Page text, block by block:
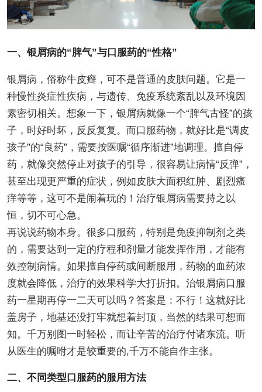
一、银屑病的“脾气”与口服药的“性格”
银屑病，俗称牛皮癣，可不是普通的皮肤问题。它是一
种慢性炎症性疾病，与遗传、免疫系统紊乱以及环境因
素密切相关。想象一下，银屑病就像一个“脾气古怪”的孩
子，时好时坏，反反复复。而口服药物，就好比是“调皮
孩子”的“良药”，需要按医嘱“循序渐进”地调理。擅自停
药，就像突然停止对孩子的引导，很容易让病情“反弹”，
甚至出现更严重的症状，例如皮肤大面积红肿、剧烈瘙
痒等等，这可不是闹着玩的！治疗银屑病需要持之以
恒，切不可心急。
再说说药物本身。很多口服药，特别是免疫抑制剂之类
的，需要达到一定的疗程和剂量才能发挥作用，才能有
效控制病情。如果擅自停药或间断服用，药物的血药浓
度就会降低，治疗的效果科学大打折扣。治银屑病口服
药一星期再停一二天可以吗？答案是：不行！这就好比
盖房子，地基还没打牢就想着封顶，当然的结果可想而
知。千万别图一时轻松，而让辛苦的治疗付诸东流。听
从医生的嘱咐才是较重要的,千万不能自作主张。
二、不同类型口服药的服用方法